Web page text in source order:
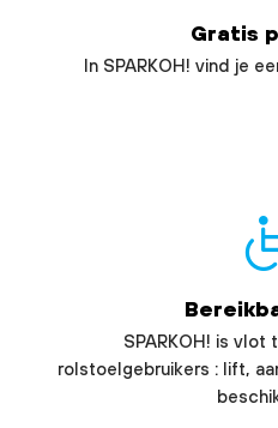
Gratis
In SPARKOH! vind je
SPARKOH! is
rolstoelgebruikers : lift,